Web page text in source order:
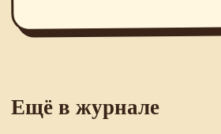
Ещё в журнале